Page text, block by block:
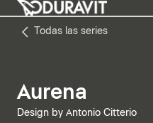
Todas las series
Aurena
Design by Antonio Citterio